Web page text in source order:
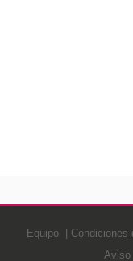
Equipo Condiciones
Aviso